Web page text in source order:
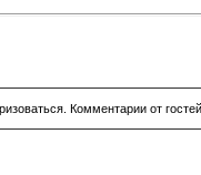
Комментарии от